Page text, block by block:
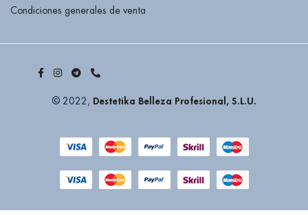
Condiciones generales de venta
© 2022, Destetika Belleza Profesional, S.L.U.